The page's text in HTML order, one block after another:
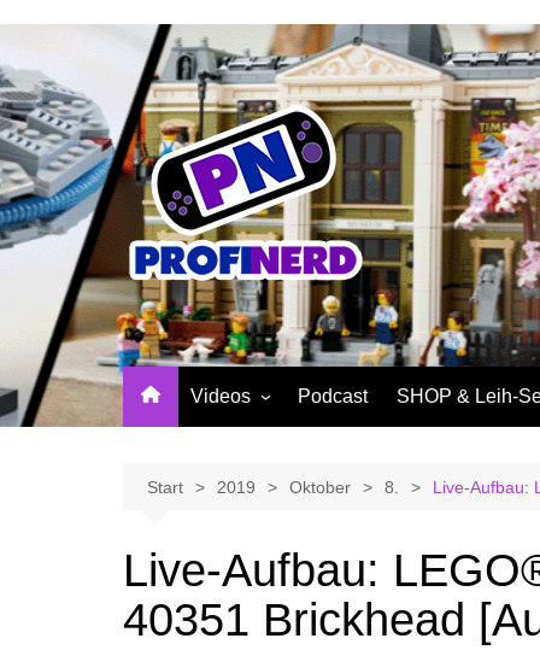
springen
Videos
Reviews
Tutorials
Projekte
Podcast SHOP & Leih-
Sinnvolle
Warenkorb
Start 2019 Oktober 8. Live-Aufbau:
Live-Aufbau:
40351 Brickhead